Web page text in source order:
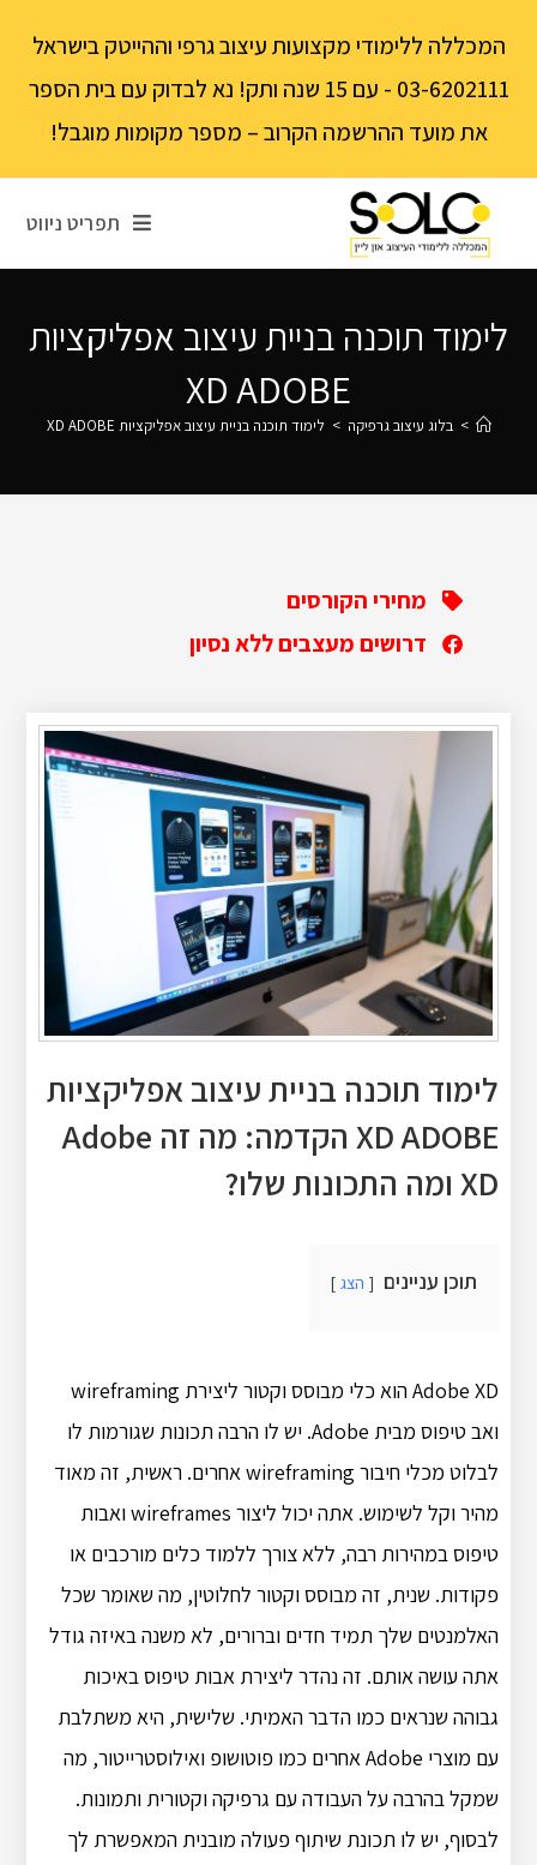
המכללה ללימודי מקצועות עיצוב גרפי וההייטק בישראל
03-6202111 - עם 15 שנה ותק! נא לבדוק עם בית הספר
את מועד ההרשמה הקרוב – מספר מקומות מוגבל!
תפריט ניווט
לימוד תוכנה בניית עיצוב אפליקציות
XD ADOBE
> בלוג עיצוב גרפיקה > לימוד תוכנה בניית עיצוב אפליקציות XD ADOBE
מחירי הקורסים
דרושים מעצבים ללא נסיון
לימוד תוכנה בניית עיצוב אפליקציות
XD ADOBE הקדמה: מה זה Adobe
XD ומה התכונות שלו?
תוכן עניינים הצג
Adobe XD הוא כלי מבוסס וקטור ליצירת wireframing
ואב טיפוס מבית Adobe. יש לו הרבה תכונות שגורמות לו
לבלוט מכלי חיבור wireframing אחרים. ראשית, זה מאוד
מהיר וקל לשימוש. אתה יכול ליצור wireframes ואבות
טיפוס במהירות רבה, ללא צורך ללמוד כלים מורכבים או
פקודות. שנית, זה מבוסס וקטור לחלוטין, מה שאומר שכל
האלמנטים שלך תמיד חדים וברורים, לא משנה באיזה גודל
אתה עושה אותם. זה נהדר ליצירת אבות טיפוס באיכות
גבוהה שנראים כמו הדבר האמיתי. שלישית, היא משתלבת
עם מוצרי Adobe אחרים כמו פוטושופ ואילוסטרייטור, מה
שמקל בהרבה על העבודה עם גרפיקה וקטורית ותמונות.
לבסוף, יש לו תכונת שיתוף פעולה מובנית המאפשרת לך